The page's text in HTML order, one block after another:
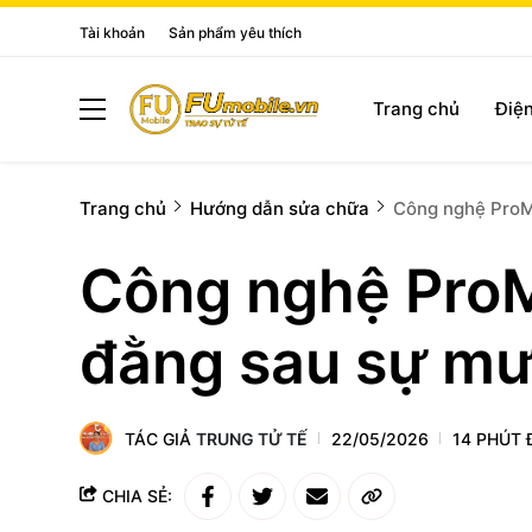
Tài khoản Sản phẩm yêu thích
Trang chủ
Trang chủ Hướng dẫn sửa chữa Công nghệ
Công nghệ
đằng sau sự
TÁC GIẢ TRUNG TỬ TẾ 22/05/2026 14 PHÚT
CHIA SẺ: